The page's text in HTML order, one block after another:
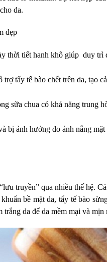
da.
đẹp
thời tiết hanh khô giúp duy trì
tẩy tế bào chết trên da, tạo
sữa chua có khả năng trung
bị ảnh hưởng do ánh nắng mặt
truyền” qua nhiều thế hệ.
bề mặt da, tẩy tế bào
da để da mềm mại và mịn